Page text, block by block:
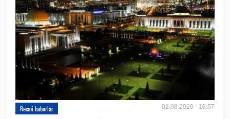
Resmi habarlar 02.08.2026 - 16:57